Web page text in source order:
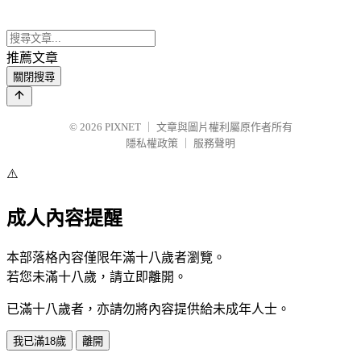
推薦文章
關閉搜尋
© 2026 PIXNET
文章與圖片權利屬原作者所有
隱私權政策
服務聲明
⚠️
成人內容提醒
本部落格內容僅限年滿十八歲者瀏覽。
若您未滿十八歲，請立即離開。
已滿十八歲者，亦請勿將內容提供給未成年人士。
我已滿18歲 離開